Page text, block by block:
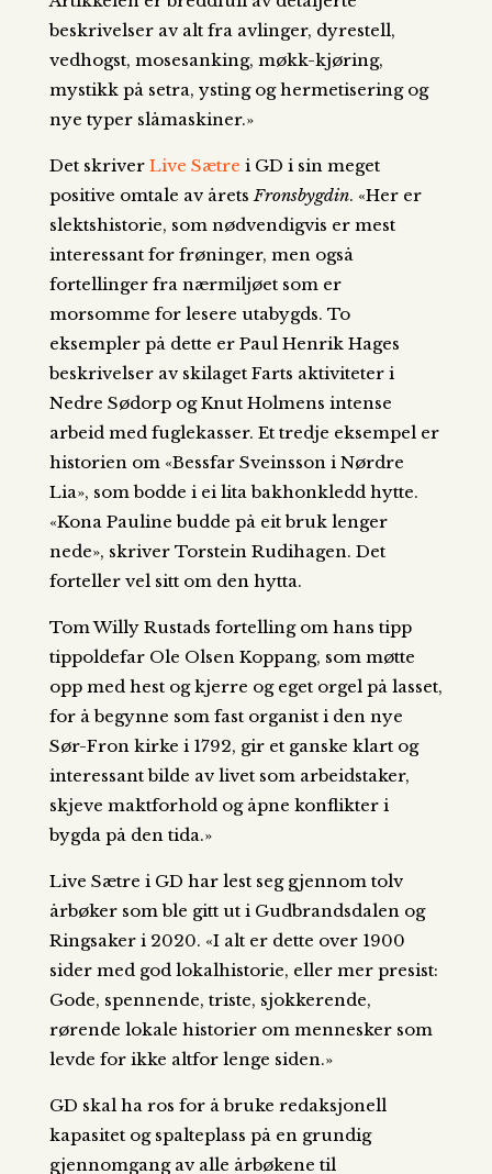
beskrivelser av alt fra avlinger, dyrestell,
vedhogst, mosesanking, møkk-kjøring,
mystikk på setra, ysting og hermetisering og
nye typer slåmaskiner.»
Det skriver Live Sætre i GD i sin meget
positive omtale av åretsFronsbygdin. «Her er
slektshistorie, som nødvendigvis er mest
interessant for frøninger, men også
fortellinger fra nærmiljøet som er
morsomme for lesere utabygds. To
eksempler på dette er Paul Henrik Hages
beskrivelser av skilaget Farts aktiviteter i
Nedre Sødorp og Knut Holmens intense
arbeid med fuglekasser. Et tredje eksempel er
historien om «Bessfar Sveinsson i Nørdre
Lia», som bodde i ei lita bakhonkledd hytte.
«Kona Pauline budde på eit bruk lenger
nede», skriver Torstein Rudihagen. Det
forteller vel sitt om den hytta.
Tom Willy Rustads fortelling om hans tipp
tippoldefar Ole Olsen Koppang, som møtte
opp med hest og kjerre og eget orgel på lasset,
for å begynne som fast organist i den nye
Sør-Fron kirke i 1792, gir et ganske klart og
interessant bilde av livet som arbeidstaker,
skjeve maktforhold og åpne konflikter i
bygda på den tida.»
Live Sætre i GD har lest seg gjennom tolv
årbøker som ble gitt ut i Gudbrandsdalen og
Ringsaker i 2020. «I alt er dette over 1900
sider med god lokalhistorie, eller mer presist:
Gode, spennende, triste, sjokkerende,
rørende lokale historier om mennesker som
levde for ikke altfor lenge siden.»
GD skal ha ros for å bruke redaksjonell
kapasitet og spalteplass på en grundig
gjennomgang av alle årbøkene til